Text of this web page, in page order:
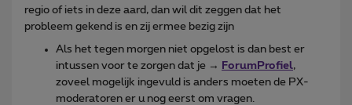
regio of iets in deze aard, dan wil dit zeggen dat het
probleem gekend is en zij ermee bezig zijn
Als het tegen morgen niet opgelost is dan best er
intussen voor te zorgen dat je →
ForumProfiel,
zoveel mogelijk ingevuld is anders moeten de PX-
moderatoren er u nog eerst om vragen.